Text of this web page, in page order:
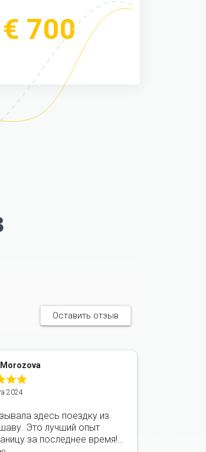
€ 700
Оставить отзыв
2024
здесь поездку из
Это лучший опыт
за последнее время!